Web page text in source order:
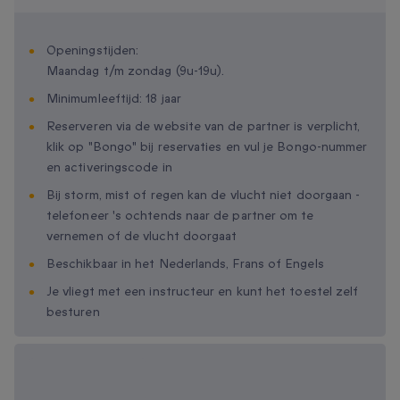
Openingstijden:
Maandag t/m zondag (9u-19u).
Minimumleeftijd: 18 jaar
Reserveren via de website van de partner is verplicht,
klik op "Bongo" bij reservaties en vul je Bongo-nummer
en activeringscode in
Bij storm, mist of regen kan de vlucht niet doorgaan -
telefoneer 's ochtends naar de partner om te
vernemen of de vlucht doorgaat
Beschikbaar in het Nederlands, Frans of Engels
Je vliegt met een instructeur en kunt het toestel zelf
besturen